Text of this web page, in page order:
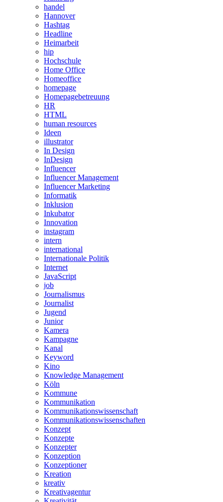
handel
Hannover
Hashtag
Headline
Heimarbeit
hip
Hochschule
Home Office
Homeoffice
homepage
Homepagebetreuung
HR
HTML
human resources
Ideen
illustrator
In Design
InDesign
Influencer
Influencer Management
Influencer Marketing
Informatik
Inklusion
Inkubator
Innovation
instagram
intern
international
Internationale Politik
Internet
JavaScript
job
Journalismus
Journalist
Jugend
Junior
Kamera
Kampagne
Kanal
Keyword
Kino
Knowledge Management
Köln
Kommune
Kommunikation
Kommunikationswissenschaft
Kommunikationswissenschaften
Konzept
Konzepte
Konzepter
Konzeption
Konzeptioner
Kreation
kreativ
Kreativagentur